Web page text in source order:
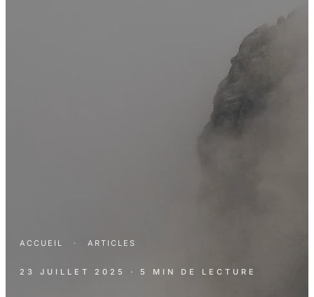
ACCUEIL · ARTICLES
23 JUILLET 2025 · 5 MIN DE LECTURE